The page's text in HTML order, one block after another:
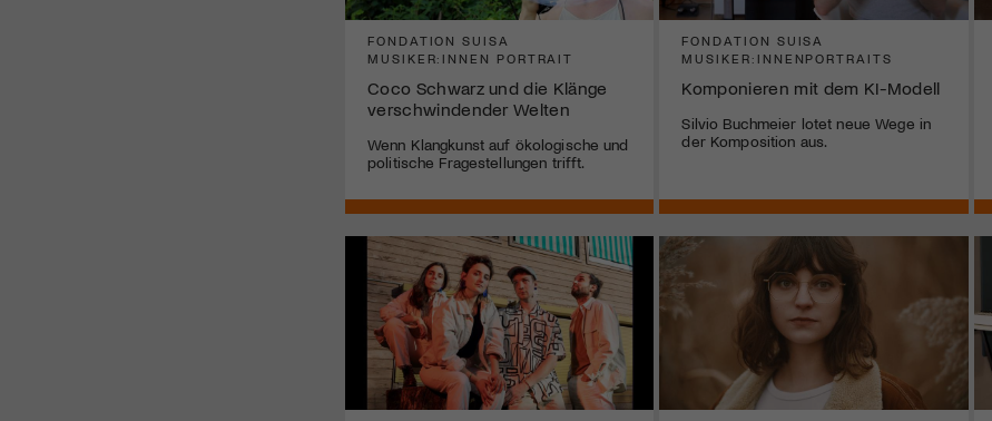
FONDATION SUISA
MUSIKER:INNEN PORTRAIT
Coco Schwarz und die Klänge
verschwindender Welten
Wenn Klangkunst auf ökologische und
politische Fragestellungen trifft.
FONDATION SUISA
MUSIKER:INNENPORTRAITS
Komponieren mit dem KI-Modell
Silvio Buchmeier lotet neue Wege in
der Komposition aus.